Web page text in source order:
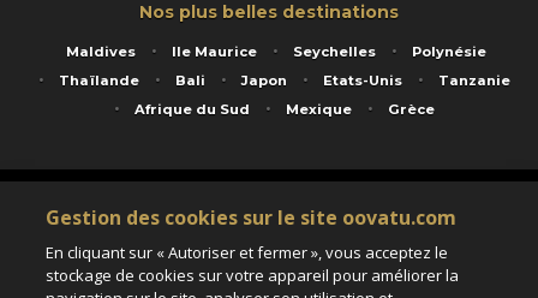
Nos plus belles destinations
Maldives Ile Maurice Seychelles
Polynésie
Thaïlande
Bali Japon Etats-Unis
Tanzanie
Afrique du Sud
Mexique Grèce
Service animé par Nautil Voyages - 22 rue Georges Picquart 75017 Paris - S.A.S
au capital de 155 696 euros - RCS Paris B 423 671 973 - Code APE 7911Z
Matricule Atout France IM075100020 - Garantie financière Groupama - Agrément IATA
Assurance responsabilité civile et professionnelle HISCOX RCP0081066
Gestion des cookies sur le site oovatu.com
En cliquant sur « Autoriser et fermer », vous acceptez le
stockage de cookies sur votre appareil pour améliorer la